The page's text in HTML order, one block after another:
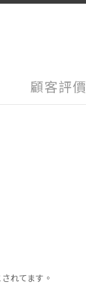
顧客評價
れてます。